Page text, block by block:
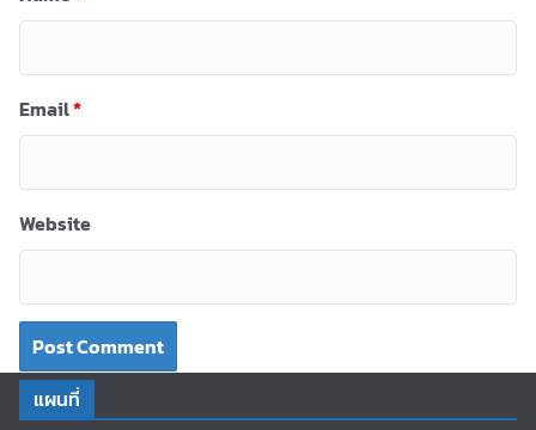
Email*
Website
แผนที่